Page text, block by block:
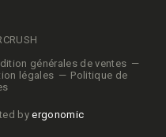
générales de ventes
légales
Politique de
byergonomic